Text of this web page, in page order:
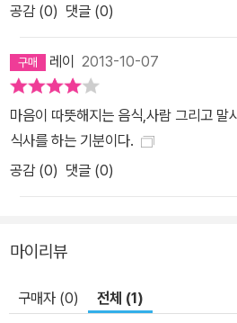
수 있는 고즈넉한 집에서 벽난로 근처에
옛날이야기를 듣고 있는 것만 같은 느
가 들려주는 이야기가, 그녀가 만들어 차
의 소담한 식사’라는 반증일 것이다. 마지막 책장을 넘기고 나면, 정갈
한 에이프런을 두른 그녀가 우리에게 다
“언제 우리 식사 한번 하지요.” 나도 모르게 대답하고 싶어진다. “네,
그러지요.”
공감 (0) 댓글 (0)
레이 2013-10-07
마음이 따뜻해지는 음식,사람 그리고 말
식사를 하는 기분이다.
공감 (0) 댓글 (0)
마이리뷰
구매자 (0) 전체 (1)